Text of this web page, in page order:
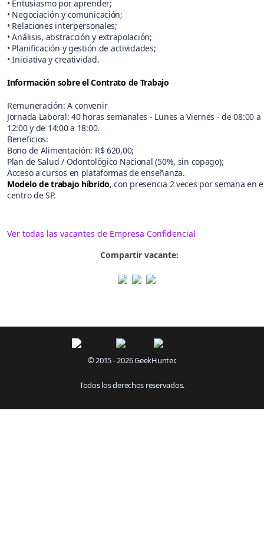
• Entusiasmo por aprender;
• Negociación y comunicación;
• Relaciones interpersonales;
• Análisis, abstracción y extrapolación;
• Planificación y gestión de actividades;
• Iniciativa y creatividad.
Información sobre el Contrato de Trabajo
Remuneración: A convenir
Jornada Laboral: 40 horas semanales - Lunes a Viernes - de 08:00 a
12:00 y de 14:00 a 18:00.
Beneficios:
Bono de Alimentación: R$ 620,00;
Plan de Salud / Odontológico Nacional (50%, sin copago);
Acceso a cursos en plataformas de enseñanza.
Modelo de trabajo híbrido, con presencia 2 veces por semana en
centro de SP.
Ver todas las vacantes de Empresa Confidencial
Compartir vacante:
© 2015 - 2026 GeekHunter.
Todos los derechos reservados.